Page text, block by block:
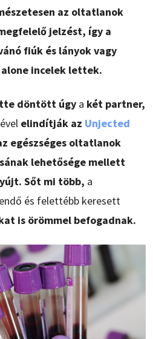
az oltatlanok
jelzést, így a
fiúk és lányok vagy
incelek lettek.
döntött úgy a két partner,
elindítják az Unjected
egészséges oltatlanok
lehetősége mellett
Sőt mi több, a
és felettébb keresett
is örömmel befogadnak.